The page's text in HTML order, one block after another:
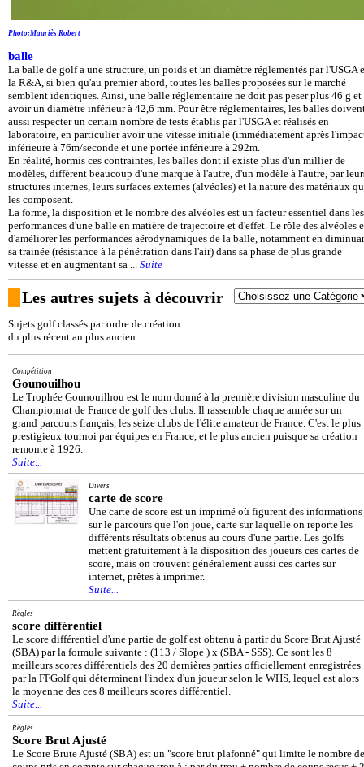
Photo:Mauriès Robert
balle
La balle de golf a une structure, un poids et un diamètre réglementés par l'USGA
la R&A, si bien qu'au premier abord, toutes les balles proposées sur le marché
semblent identiques. Ainsi, une balle réglementaire ne doit pas peser plus 46 g et
avoir un diamètre inférieur à 42,6 mm. Pour être réglementaires, les balles
aussi respecter un certain nombre de tests établis par l'USGA et réalisés en
laboratoire, en particulier avoir une vitesse initiale (immédiatement après
inférieure à 76m/seconde et une portée inférieure à 292m.
En réalité, hormis ces contraintes, les balles dont il existe plus d'un millier de
modèles, diffèrent beaucoup d'une marque à l'autre, d'un modèle à l'autre, par
structures internes, leurs surfaces externes (alvéoles) et la nature des matériaux
les composent.
La forme, la disposition et le nombre des alvéoles est un facteur essentiel dans les
performances d'une balle en matière de trajectoire et d'effet. Le rôle des alvéoles
d'améliorer les performances aérodynamiques de la balle, notamment en
sa trainée (résistance à la pénétration dans l'air) dans sa phase de plus grande
vitesse et en augmentant sa ... Suite
Les autres sujets à découvrir
Sujets golf classés par ordre de création
du plus récent au plus ancien
Compétition
Gounouilhou
Le Trophée Gounouilhou est le nom donné à la première division masculine du
Championnat de France de golf des clubs. Il rassemble chaque année sur un
grand parcours français, les seize clubs de l'élite amateur de France. C'est le plus
prestigieux tournoi par équipes en France, et le plus ancien puisque sa création
remonte à 1926.
Suite...
Divers
carte de score
Une carte de score est un imprimé où figurent des informations
sur le parcours que l'on joue, carte sur laquelle on reporte les
différents résultats obtenus au cours d'une partie. Les golfs
mettent gratuitement à la disposition des joueurs ces cartes de
score, mais on trouvent généralement aussi ces cartes sur
internet, prêtes à imprimer.
Suite...
Règles
score différentiel
Le score différentiel d'une partie de golf est obtenu à partir du Score Brut Ajusté
(SBA) par la formule suivante : (113 / Slope ) x (SBA - SSS). Ce sont les 8
meilleurs scores différentiels des 20 dernières parties officiellement enregistrées
par la FFGolf qui déterminent l'index d'un joueur selon le WHS, lequel est alors
la moyenne des ces 8 meilleurs scores différentiel.
Suite...
Règles
Score Brut Ajusté
Le Score Brute Ajusté (SBA) est un "score brut plafonné" qui limite le nombre de